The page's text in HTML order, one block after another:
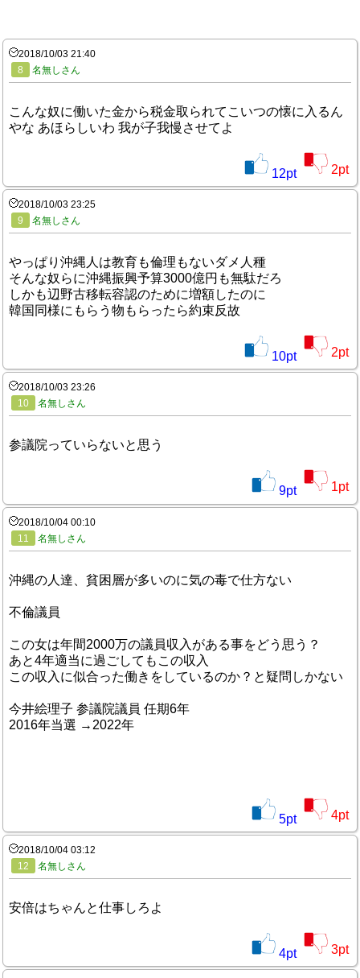
2018/10/03 21:40
8
名無しさん
こんな奴に働いた金から税金取られてこいつの懐に入るん
やな あほらしいわ 我が子我慢させてよ
12pt 2pt
2018/10/03 23:25
9
名無しさん
やっぱり沖縄人は教育も倫理もないダメ人種
そんな奴らに沖縄振興予算3000億円も無駄だろ
しかも辺野古移転容認のために増額したのに
韓国同様にもらう物もらったら約束反故
10pt 2pt
2018/10/03 23:26
10
名無しさん
参議院っていらないと思う
9pt 1pt
2018/10/04 00:10
11
名無しさん
沖縄の人達、貧困層が多いのに気の毒で仕方ない
不倫議員
この女は年間2000万の議員収入がある事をどう思う？
あと4年適当に過ごしてもこの収入
この収入に似合った働きをしているのか？と疑問しかない
今井絵理子 参議院議員 任期6年
2016年当選 →2022年
5pt 4pt
2018/10/04 03:12
12
名無しさん
安倍はちゃんと仕事しろよ
4pt 3pt